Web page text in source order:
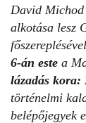
David Michod
alkotása lesz
6-án este a
lázadás kora:
történelmi
belépőjegyek